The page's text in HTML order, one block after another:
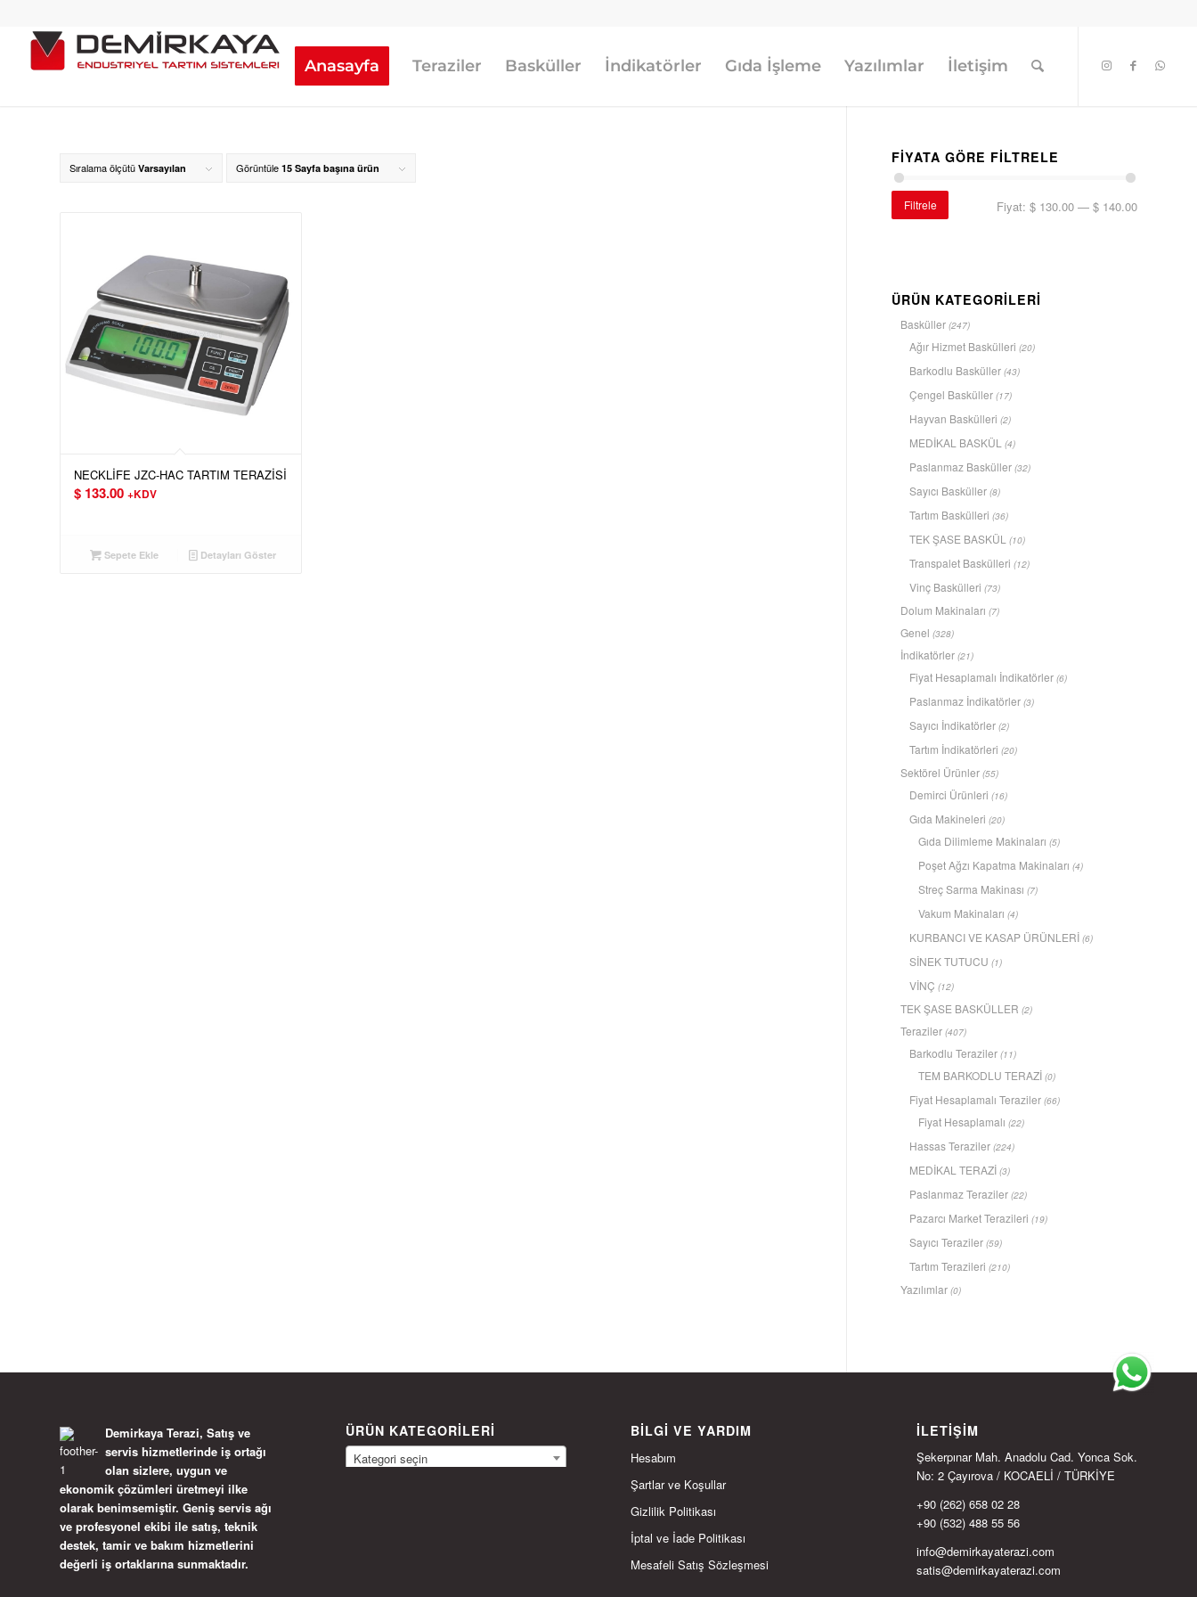
Anasayfa Teraziler Basküller İndikatörler Gıda İşleme Yazılımlar İletişim
Sıralama ölçütü Varsayılan Görüntüle 15 Sayfa başına ürün
NECKLİFE JZC-HAC TARTIM TERAZİSİ
$ 133.00 +KDV
Sepete Ekle Detayları Göster
FIYATA GÖRE FILTRELE
Filtrele Fiyat: $ 130.00 — $ 140.00
ÜRÜN KATEGORILERI
Basküller (247)
Ağır Hizmet Baskülleri (20)
Barkodlu Basküller (43)
Çengel Basküller (17)
Hayvan Baskülleri (2)
MEDİKAL BASKÜL (4)
Paslanmaz Basküller (32)
Sayıcı Basküller (8)
Tartım Baskülleri (36)
TEK ŞASE BASKÜL (10)
Transpalet Baskülleri (12)
Vinç Baskülleri (73)
Dolum Makinaları (7)
Genel (328)
İndikatörler (21)
Fiyat Hesaplamalı İndikatörler (6)
Paslanmaz İndikatörler (3)
Sayıcı İndikatörler (2)
Tartım İndikatörleri (20)
Sektörel Ürünler (55)
Demirci Ürünleri (16)
Gıda Makineleri (20)
Gıda Dilimleme Makinaları (5)
Poşet Ağzı Kapatma Makinaları (4)
Streç Sarma Makinası (7)
Vakum Makinaları (4)
KURBANCI VE KASAP ÜRÜNLERİ (6)
SİNEK TUTUCU (1)
VİNÇ (12)
TEK ŞASE BASKÜLLER (2)
Teraziler (407)
Barkodlu Teraziler (11)
TEM BARKODLU TERAZİ (0)
Fiyat Hesaplamalı Teraziler (66)
Fiyat Hesaplamalı (22)
Hassas Teraziler (224)
MEDİKAL TERAZİ (3)
Paslanmaz Teraziler (22)
Pazarcı Market Terazileri (19)
Sayıcı Teraziler (59)
Tartım Terazileri (210)
Yazılımlar (0)
Demirkaya Terazi, Satış ve
servis hizmetlerinde iş ortağı
olan sizlere, uygun ve
ekonomik çözümleri üretmeyi ilke
olarak benimsemiştir. Geniş servis ağı
ve profesyonel ekibi ile satış, teknik
destek, tamir ve bakım hizmetlerini
değerli iş ortaklarına sunmaktadır.
ÜRÜN KATEGORILERI
Kategori seçin
BILGI VE YARDIM
Hesabım
Şartlar ve Koşullar
Gizlilik Politikası
İptal ve İade Politikası
Mesafeli Satış Sözleşmesi
İLETIŞIM
Şekerpınar Mah. Anadolu Cad. Yonca Sok.
No: 2 Çayırova / KOCAELİ / TÜRKİYE
+90 (262) 658 02 28
+90 (532) 488 55 56
info@demirkayaterazi.com
satis@demirkayaterazi.com